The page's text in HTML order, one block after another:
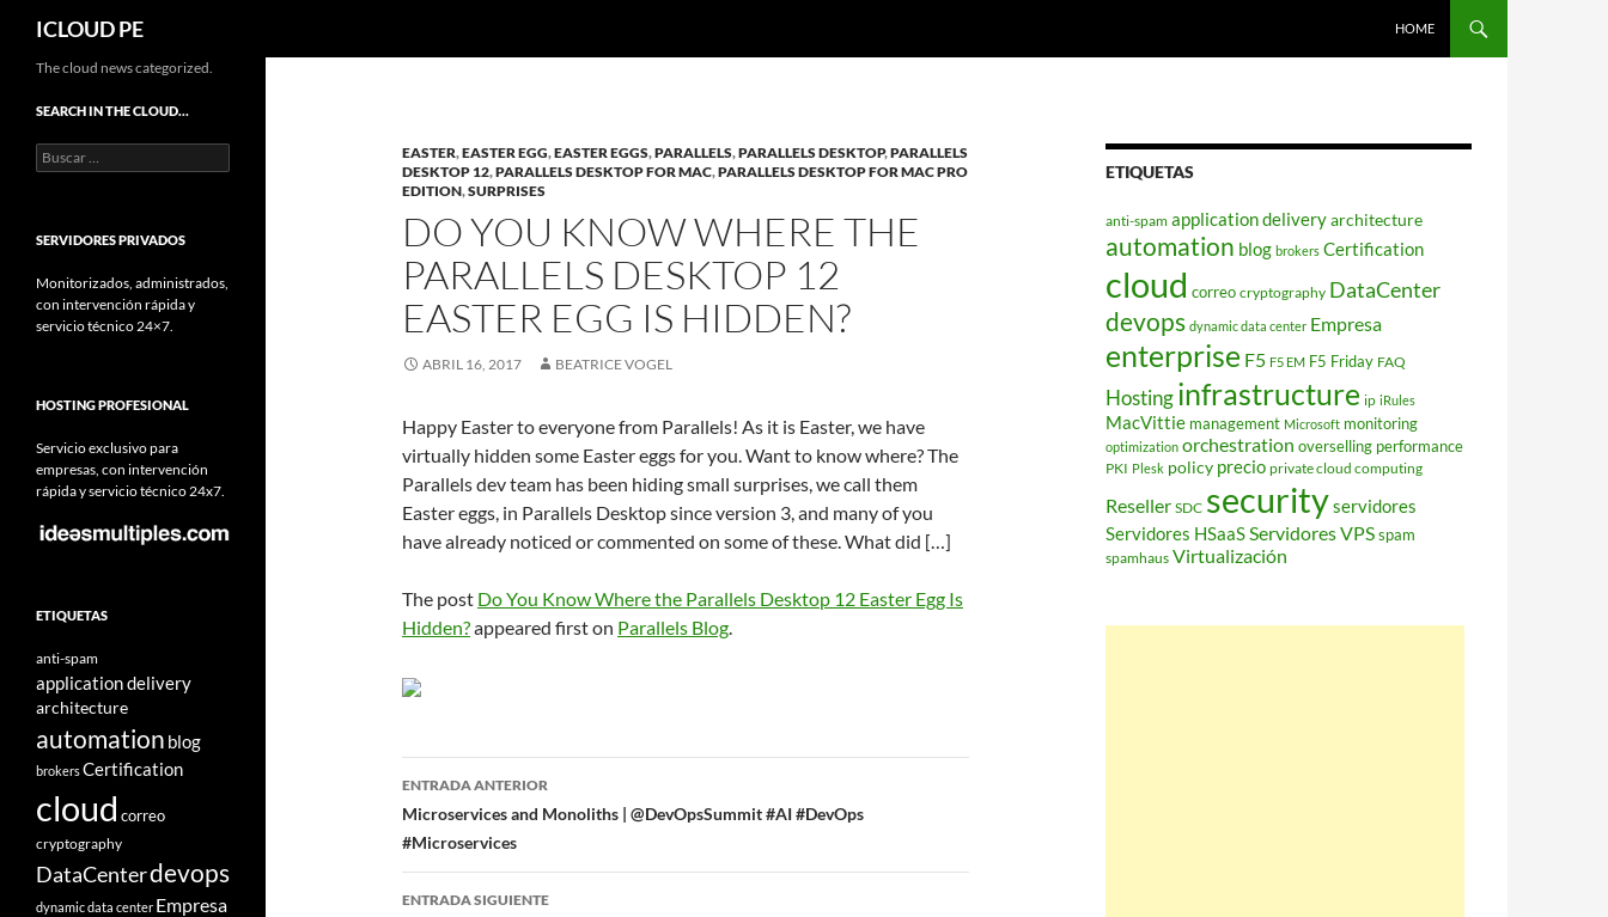
Saltar
contenido
ICLOUD PE HOME
EASTER,EASTER EGG,EASTER EGGS,PARALLELS,PARALLELS DESKTOP,PARALLELS
DESKTOP 12,PARALLELS DESKTOP FOR MAC,PARALLELS DESKTOP FOR MAC PRO
EDITION,SURPRISES
DO YOU KNOW WHERE THE
PARALLELS DESKTOP 12
EASTER EGG IS HIDDEN?
ABRIL 16, 2017 BEATRICE VOGEL
Happy Easter to everyone from Parallels! As it is Easter, we have
virtually hidden some Easter eggs for you. Want to know where? The
Parallels dev team has been hiding small surprises, we call them
Easter eggs, in Parallels Desktop since version 3, and many of you
have already noticed or commented on some of these. What did […]
The post Do You Know Where the Parallels Desktop 12 Easter Egg Is
Hidden?appeared first on Parallels Blog.
Navegador
de
entradas
ENTRADA ANTERIOR
Microservices and Monoliths | @DevOpsSummit #AI #DevOps
#Microservices
ENTRADA SIGUIENTE
ETIQUETAS
anti-spam application deliveryarchitecture
automation blog brokers Certification
cloud correo cryptography DataCenter
devops dynamic data center Empresa
enterprise F5 F5 EM F5 Friday FAQ
Hostinginfrastructure ip iRules
MacVittie management Microsoft monitoring
optimization orchestration overselling performance
PKI Plesk policy precio private cloud computing
Reseller SDC securityservidores
Servidores HSaaSServidores VPSspam
spamhaus Virtualización
The cloud news categorized.
SEARCH IN THE CLOUD…
Buscar:
SERVIDORES PRIVADOS
Monitorizados, administrados,
con intervención rápida y
servicio técnico 24×7.
HOSTING PROFESIONAL
Servicio exclusivo para
empresas, con intervención
rápida y servicio técnico 24x7.
ETIQUETAS
anti-spam
application delivery
architecture
automation blog
brokersCertification
cloud correo
cryptography
DataCenterdevops
dynamic data center Empresa